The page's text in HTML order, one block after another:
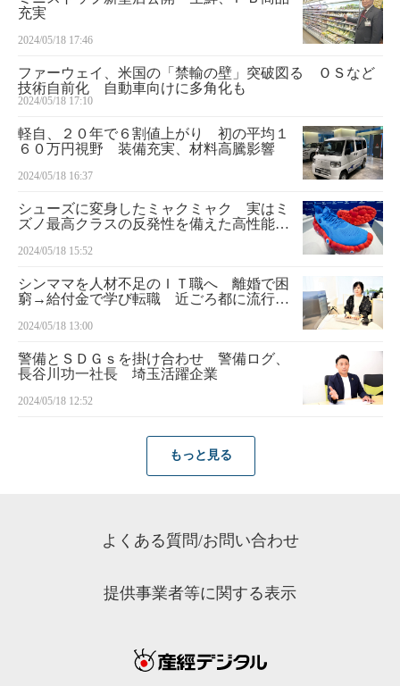
充実
2024/05/18 17:46
ファーウェイ、米国の「禁輸の壁」突破図る ＯＳなど
技術自前化 自動車向けに多角化も
2024/05/18 17:10
軽自、２０年で６割値上がり 初の平均１
６０万円視野 装備充実、材料高騰影響
2024/05/18 16:37
シューズに変身したミャクミャク 実はミ
ズノ最高クラスの反発性を備えた高性能で
2024/05/18 15:52
シンママを人材不足のＩＴ職へ 離婚で困
窮→給付金で学び転職 近ごろ都に流行る
2024/05/18 13:00
警備とＳＤＧｓを掛け合わせ 警備ログ、
長谷川功一社長 埼玉活躍企業
2024/05/18 12:52
もっと見る
よくある質問/お問い合わせ
提供事業者等に関する表示